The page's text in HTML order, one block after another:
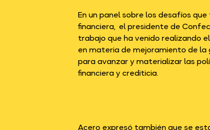
En un panel sobre los desafíos
financiera, el presidente de
trabajo que ha venido realizando
en materia de mejoramiento de
para avanzar y materializar las
financiera y crediticia.
Acero expresó también que se